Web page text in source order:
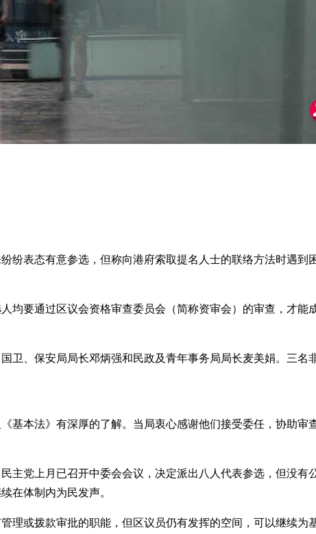
表态有意参选，但称向港府索取提名人士的联络方法时遇到
均要通过区议会资格审查委员会（简称资审会）的审查，才能
、保安局局长邓炳强和民政及青年事务局局长麦美娟。三名
本法》有深厚的了解。当局衷心感谢他们接受委任，协助审
主党上月已召开中委会会议，决定派出八人代表参选，但没有
在体制内为民发声。
理或拨款审批的职能，但区议员仍有发挥的空间，可以继续为